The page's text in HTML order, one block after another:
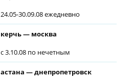
24.05-30.09.08 ежедневно
керчь — москва
с 3.10.08 по нечетным
астана — днепропетровск